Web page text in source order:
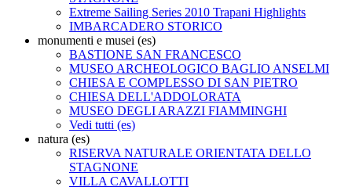
Extreme Sailing Series 2010 Trapani Highlights
IMBARCADERO STORICO
monumenti e musei (es)
BASTIONE SAN FRANCESCO
MUSEO ARCHEOLOGICO BAGLIO ANSELMI
CHIESA E COMPLESSO DI SAN PIETRO
CHIESA DELL'ADDOLORATA
MUSEO DEGLI ARAZZI FIAMMINGHI
Vedi tutti (es)
natura (es)
RISERVA NATURALE ORIENTATA DELLO
STAGNONE
VILLA CAVALLOTTI